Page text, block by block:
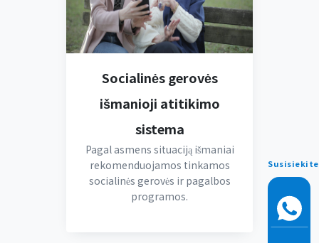
Socialinės gerovės
išmanioji atitikimo
sistema
Pagal asmens situaciją išmaniai
rekomenduojamos tinkamos
socialinės gerovės ir pagalbos
programos.
Susisiekite